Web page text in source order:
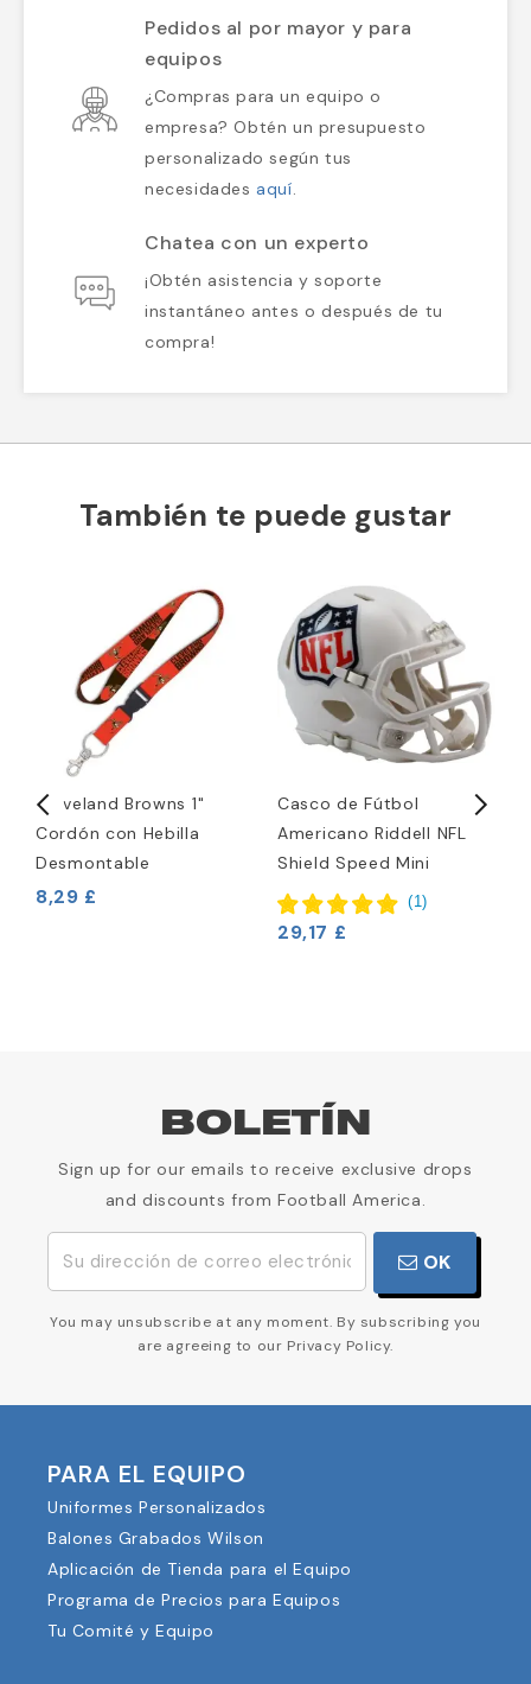
Pedidos al por mayor y para
equipos
¿Compras para un equipo o
empresa? Obtén un presupuesto
personalizado según tus
necesidades aquí.
Chatea con un experto
¡Obtén asistencia y soporte
instantáneo antes o después de tu
compra!
También te puede gustar
Cleveland Browns 1"
Cordón con Hebilla
Desmontable
8,29 £
Casco de Fútbol
Americano Riddell NFL
Shield Speed Mini
(1)
29,17 £
BOLETÍN
Sign up for our emails to receive exclusive drops
and discounts from Football America.
OK
You may unsubscribe at any moment. By subscribing you
are agreeing to our Privacy Policy.
PARA EL EQUIPO
Uniformes Personalizados
Balones Grabados Wilson
Aplicación de Tienda para el Equipo
Programa de Precios para Equipos
Tu Comité y Equipo